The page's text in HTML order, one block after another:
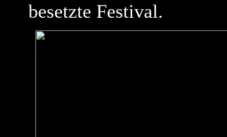
besetzte Festival.